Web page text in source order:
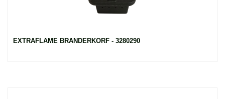
EXTRAFLAME BRANDERKORF - 3280290